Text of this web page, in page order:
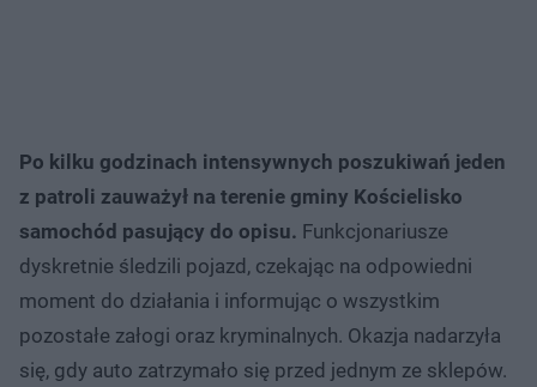
Po kilku godzinach intensywnych poszukiwań jeden
z patroli zauważył na terenie gminy Kościelisko
samochód pasujący do opisu. Funkcjonariusze
dyskretnie śledzili pojazd, czekając na odpowiedni
moment do działania i informując o wszystkim
pozostałe załogi oraz kryminalnych. Okazja nadarzyła
się, gdy auto zatrzymało się przed jednym ze sklepów.